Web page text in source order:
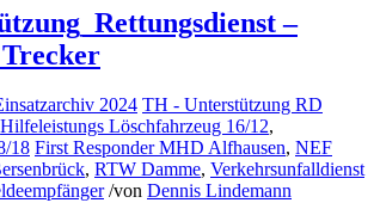
–
2024 TH - Unterstützung RD
Hilfeleistungs Löschfahrzeug 16/12,
18 First Responder MHD Alfhausen, NEF
, RTW Damme, Verkehrsunfalldienst
/von Dennis Lindemann